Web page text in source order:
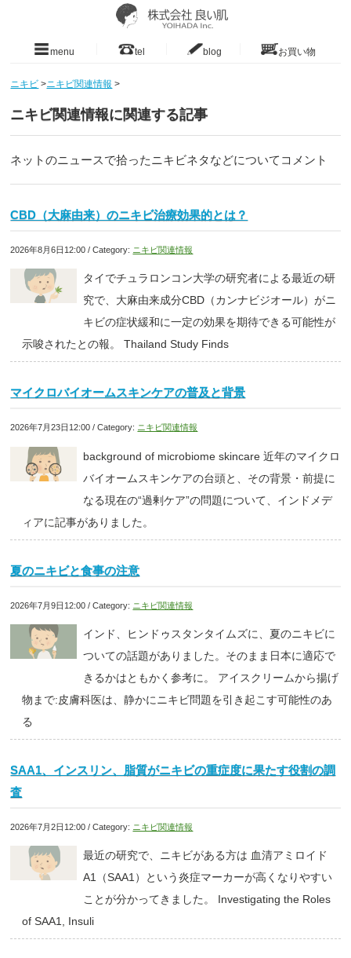
menu tel blog お買い物
ニキビ >ニキビ関連情報 >
ニキビ関連情報に関連する記事
ネットのニュースで拾ったニキビネタなどについてコメント
CBD（大麻由来）のニキビ治療効果的とは？
2026年8月6日12:00 / Category: ニキビ関連情報
タイでチュラロンコン大学の研究者による最近の研
究で、大麻由来成分CBD（カンナビジオール）がニ
キビの症状緩和に一定の効果を期待できる可能性が
示唆されたとの報。 Thailand Study Finds
マイクロバイオームスキンケアの普及と背景
2026年7月23日12:00 / Category: ニキビ関連情報
background of microbiome skincare 近年のマイクロ
バイオームスキンケアの台頭と、その背景・前提に
なる現在の“過剰ケア”の問題について、インドメデ
ィアに記事がありました。
夏のニキビと食事の注意
2026年7月9日12:00 / Category: ニキビ関連情報
インド、ヒンドゥスタンタイムズに、夏のニキビに
ついての話題がありました。そのまま日本に適応で
きるかはともかく参考に。 アイスクリームから揚げ
物まで:皮膚科医は、静かにニキビ問題を引き起こす可能性のあ
る
SAA1、インスリン、脂質がニキビの重症度に果たす役割の調
査
2026年7月2日12:00 / Category: ニキビ関連情報
最近の研究で、ニキビがある方は 血清アミロイド
A1（SAA1）という炎症マーカーが高くなりやすい
ことが分かってきました。 Investigating the Roles
of SAA1, Insuli